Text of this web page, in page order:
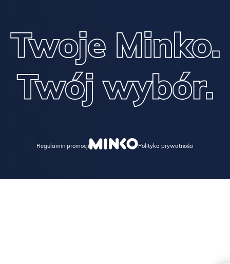
Regulamin promocji Polityka prywatności